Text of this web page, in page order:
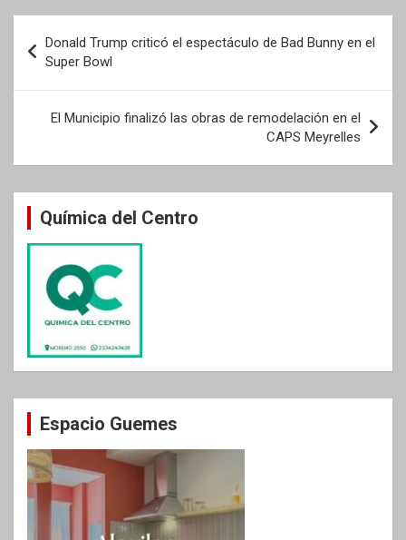
de
entradas
Donald Trump criticó el espectáculo de Bad Bunny en el
Super Bowl
El Municipio finalizó las obras de remodelación en el
CAPS Meyrelles
Química del Centro
Espacio Guemes